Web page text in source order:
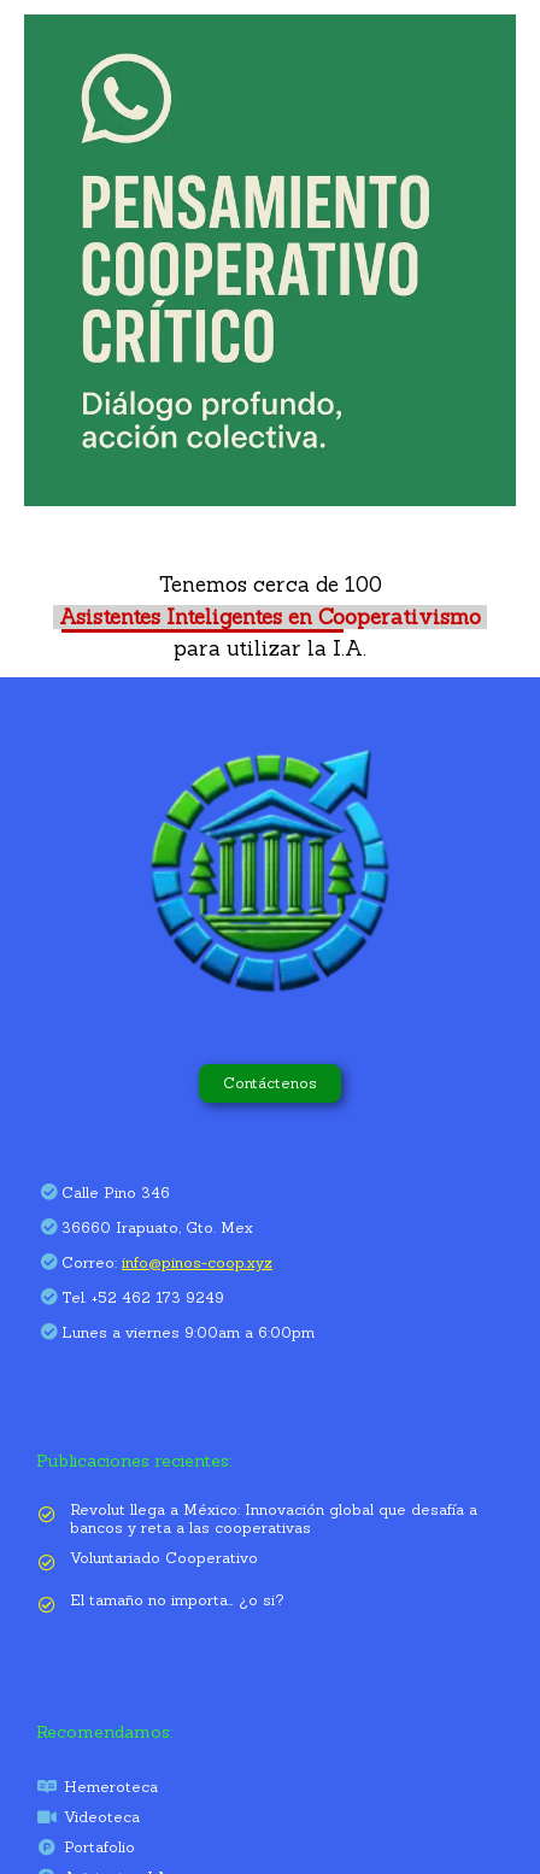
Tenemos cerca de 100
Asistentes Inteligentes en Cooperativismo
para utilizar la I.A.
Contáctenos
Calle Pino 346
36660 Irapuato, Gto. Mex
Correo: info@pinos-coop.xyz
Tel. +52 462 173 9249
Lunes a viernes 9:00am a 6:00pm
Publicaciones recientes:
Revolut llega a México: Innovación global que desafía a
bancos y reta a las cooperativas
Voluntariado Cooperativo
El tamaño no importa… ¿o si?
Recomendamos:
Hemeroteca
Videoteca
Portafolio